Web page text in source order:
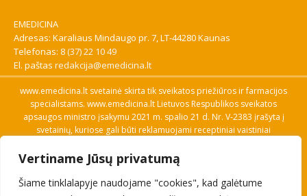
Vertiname Jūsų privatumą
Šiame tinklalapyje naudojame "cookies", kad galėtume
EMEDICINA
Adresas: Karaliaus Mindaugo pr. 7, LT-44280 Kaunas
Telefonas: 8 (37) 22 10 49
El. paštas redakcija@emedicina.lt
www.emedicina.lt svetainė skirta tik sveikatos priežiūros ir farmacijos
specialistams. www.emedicina.lt Lietuvos Respublikos sveikatos
apsaugos ministro įsakymu 2021 m. spalio 21 d. Nr. V-2383 įrašyta į
svetainių, kuriose gali būti reklamuojami receptiniai vaistiniai
savo profesinę kvalifikaciją. Naudingos nuorodos: Vaistų ir medicinos
pagalbos priemonių kainų paieška, VVKT tinklalapis, Sveikatos
priežiūros ar farmacijos specialisto pranešimo apie įtariamą